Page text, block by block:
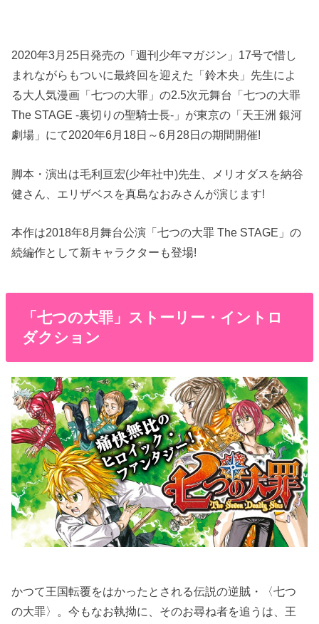
2020年3月25日発売の「週刊少年マガジン」17号で惜し
まれながらもついに最終回を迎えた「鈴木央」先生によ
る大人気漫画「七つの大罪」の2.5次元舞台「七つの大罪
The STAGE -裏切りの聖騎士長-」が東京の「天王洲 銀河
劇場」にて2020年6月18日～6月28日の期間開催!
脚本・演出は毛利亘宏(少年社中)先生、メリオダスを納谷
健さん、エリザベスを真島なおみさんが演じます!
本作は2018年8月舞台公演「七つの大罪 The STAGE」の
続編作として新キャラクターも登場!
「七つの大罪」ストーリー・イントロ
ダクション
かつて王国転覆をはかったとされる伝説の逆賊・〈七つ
の大罪〉。今もなお執拗に、そのお尋ね者を追うは、王